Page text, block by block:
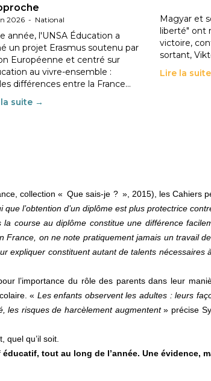
2026 - National
année, l'UNSA Éducation a
un projet Erasmus soutenu par
Européenne et centré sur
au vivre-ensemble :
différences entre la France…
suite →
En
Magyar et
liberté" ont
victoire,
sortant,
Lire la
collection « Que sais-je ? », 2015), les Cahiers
que l’obtention d’un diplôme est plus protectrice
course au diplôme constitue une différence
on ne note pratiquement jamais un travail
expliquer constituent autant de talents nécessaires
l’importance du rôle des parents dans leur
« Les enfants observent les adultes : leurs
les risques de harcèlement augmentent» précise
quel qu’il soit.
tout au long de l’année. Une évidence,